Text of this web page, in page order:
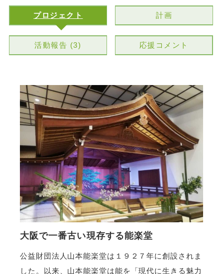
プロジェクト 計画
活動報告 (3) 応援コメント
大阪で一番古い現存する能楽堂
公益財団法人山本能楽堂は１９２７年に創設されま
した。以来、山本能楽堂は能を「現代に生きる魅力